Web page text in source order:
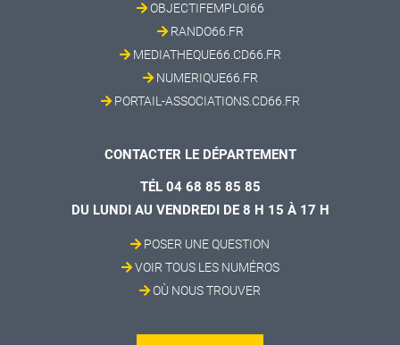
OBJECTIFEMPLOI66
RANDO66.FR
MEDIATHEQUE66.CD66.FR
NUMERIQUE66.FR
PORTAIL-ASSOCIATIONS.CD66.FR
CONTACTER LE DÉPARTEMENT
TÉL 04 68 85 85 85
DU LUNDI AU VENDREDI DE 8 H 15 À 17 H
POSER UNE QUESTION
VOIR TOUS LES NUMÉROS
OÙ NOUS TROUVER